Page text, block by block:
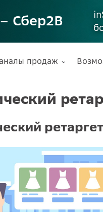
Сбер2B
продаж